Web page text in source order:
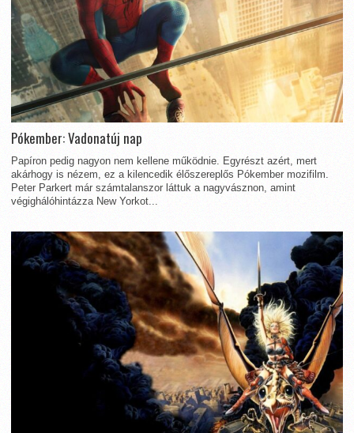
Pókember: Vadonatúj nap
Papíron pedig nagyon nem kellene működnie. Egyrészt azért, mert
akárhogy is nézem, ez a kilencedik élőszereplős Pókember mozifilm.
Peter Parkert már számtalanszor láttuk a nagyvásznon, amint
végighálóhintázza New Yorkot...